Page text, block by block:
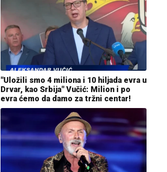
"Uložili smo 4 miliona i 10 hiljada evra u
Drvar, kao Srbija" Vučić: Milion i po
evra ćemo da damo za tržni centar!